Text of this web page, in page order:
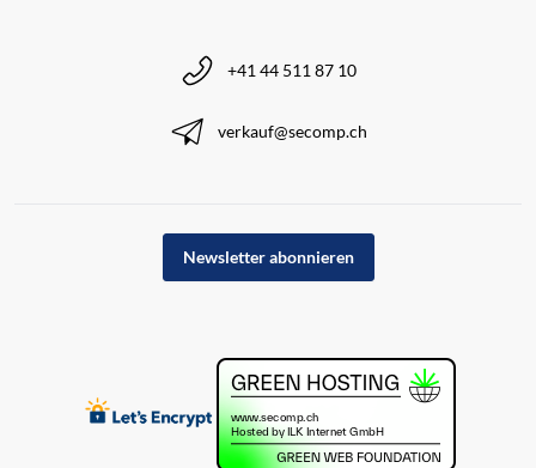
+41 44 511 87 10
verkauf@secomp.ch
Newsletter abonnieren